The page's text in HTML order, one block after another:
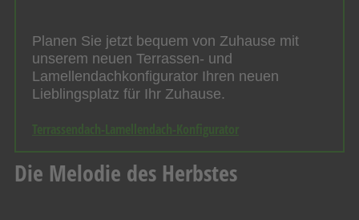
Planen Sie jetzt bequem von Zuhause mit
unserem neuen Terrassen- und
Lamellendachkonfigurator Ihren neuen
Lieblingsplatz für Ihr Zuhause.
Terrassendach-Lamellendach-Konfigurator
Die Melodie des Herbstes